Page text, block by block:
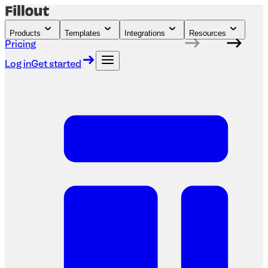
Products Templates Integrations Resources
Pricing
Log inGet started